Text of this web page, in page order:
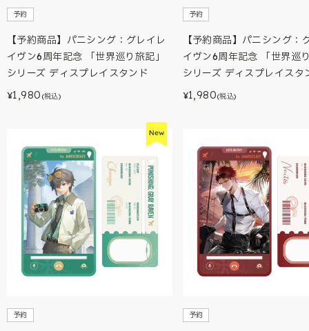
予約
【予約商品】パニシング：グレイレ
イヴン6周年記念 「世界巡り旅記」
シリーズ ディスプレイスタンド
¥1,980 (税込)
予約
【予約商品】パニシング：
イヴン6周年記念 「世界巡
シリーズ ディスプレイスタ
¥1,980(税込)
予約 予約